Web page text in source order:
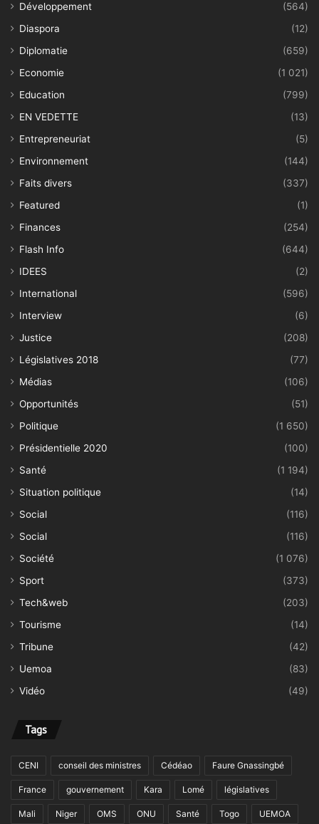
Développement
(564)
Diaspora
(12)
Diplomatie
(659)
Economie
(1 021)
Education
(799)
EN VEDETTE
(13)
Entrepreneuriat
(5)
Environnement
(144)
Faits divers
(337)
Featured
(1)
Finances
(254)
Flash Info
(644)
IDEES
(2)
International
(596)
Interview
(6)
Justice
(208)
Législatives 2018
(77)
Médias
(106)
Opportunités
(51)
Politique
(1 650)
Présidentielle 2020
(100)
Santé
(1 194)
Situation politique
(14)
Social
(116)
Social
(116)
Société
(1 076)
Sport
(373)
Tech&web
(203)
Tourisme
(14)
Tribune
(42)
Uemoa
(83)
Vidéo
(49)
Tags
CENI conseil des ministres Cédéao Faure Gnassingbé
France gouvernement Kara Lomé législatives
Mali Niger OMS ONU Santé Togo UEMOA